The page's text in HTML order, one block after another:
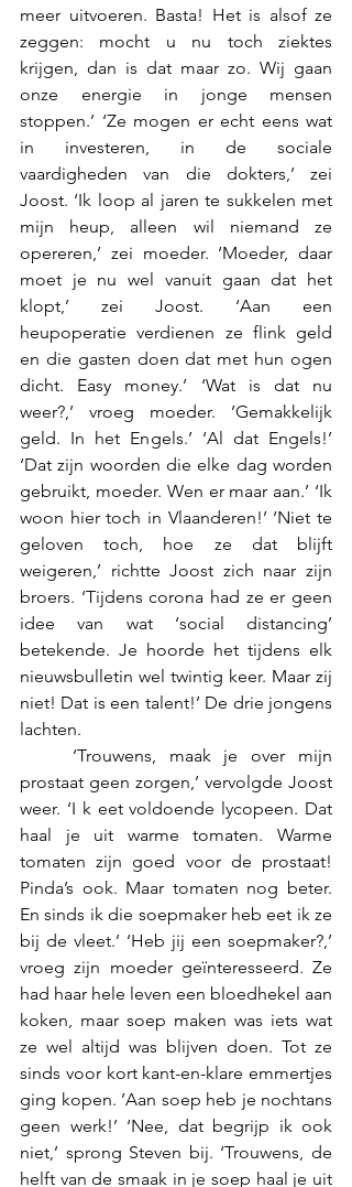
meer uitvoeren. Basta! Het is alsof ze
zeggen: mocht u nu toch ziektes
krijgen, dan is dat maar zo. Wij gaan
onze energie in jonge mensen
stoppen.’ ‘Ze mogen er echt eens wat
in investeren, in de sociale
vaardigheden van die dokters,’ zei
Joost. ‘Ik loop al jaren te sukkelen met
mijn heup, alleen wil niemand ze
opereren,’ zei moeder. ‘Moeder, daar
moet je nu wel vanuit gaan dat het
klopt,’ zei Joost. ‘Aan een
heupoperatie verdienen ze flink geld
en die gasten doen dat met hun ogen
dicht. Easy money.’ ‘Wat is dat nu
weer?,’ vroeg moeder. ’Gemakkelijk
geld. In het Engels.’ ‘Al dat Engels!’
‘Dat zijn woorden die elke dag worden
gebruikt, moeder. Wen er maar aan.’ ‘Ik
woon hier toch in Vlaanderen!’ ‘Niet te
geloven toch, hoe ze dat blijft
weigeren,’ richtte Joost zich naar zijn
broers. ‘Tijdens corona had ze er geen
idee van wat ‘social distancing’
betekende. Je hoorde het tijdens elk
nieuwsbulletin wel twintig keer. Maar zij
niet! Dat is een talent!’ De drie jongens
lachten.
prostaat geen zorgen,’ vervolgde Joost
weer. ‘I k eet voldoende lycopeen. Dat
haal je uit warme tomaten. Warme
tomaten zijn goed voor de prostaat!
Pinda’s ook. Maar tomaten nog beter.
En sinds ik die soepmaker heb eet ik ze
bij de vleet.’ ‘Heb jij een soepmaker?,’
vroeg zijn moeder geïnteresseerd. Ze
had haar hele leven een bloedhekel aan
koken, maar soep maken was iets wat
ze wel altijd was blijven doen. Tot ze
sinds voor kort kant-en-klare emmertjes
ging kopen. ’Aan soep heb je nochtans
geen werk!’ ‘Nee, dat begrijp ik ook
niet,’ sprong Steven bij. ‘Trouwens, de
helft van de smaak in je soep haal je uit